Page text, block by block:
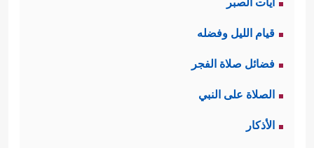
قيام الليل وفضله
فضائل صلاة الفجر
الصلاة على النبي
الأذكار